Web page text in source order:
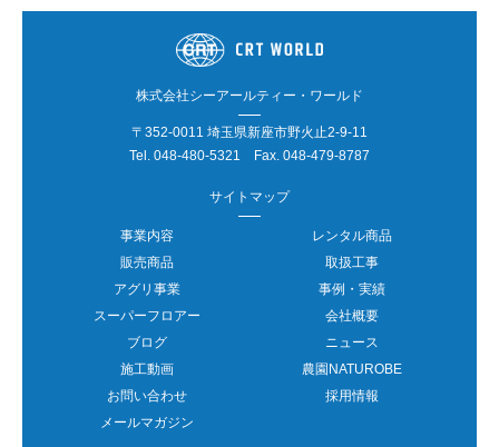
株式会社シーアールティー・ワールド
〒352-0011 埼玉県新座市野火止2-9-11
Tel. 048-480-5321 Fax. 048-479-8787
サイトマップ
事業内容
レンタル商品
販売商品
取扱工事
アグリ事業
事例・実績
スーパーフロアー
会社概要
ブログ
ニュース
施工動画
農園NATUROBE
お問い合わせ
採用情報
メールマガジン